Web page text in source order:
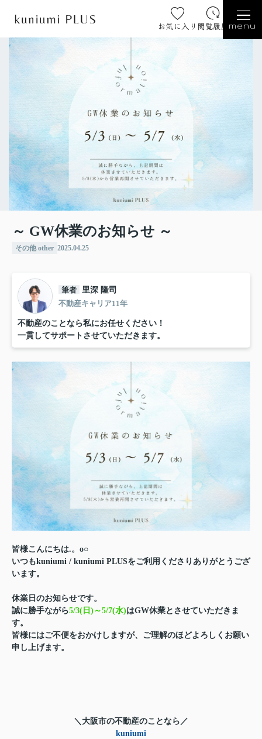
お気に入り 閲覧履歴 menu
～ GW休業のお知らせ ～
その他 other 2025.04.25
筆者
里深 隆司
不動産キャリア11年
不動産のことなら私にお任せください！
一貫してサポートさせていただきます。
皆様こんにちは.。o○
いつもkuniumi / kuniumi PLUSをご利用くださりありがとうござ
います。
休業日のお知らせです。
誠に勝手ながら5/3(日)～5/7(水)はGW休業とさせていただきま
す。
皆様にはご不便をおかけしますが、ご理解のほどよろしくお願い
申し上げます。
＼大阪市の不動産のことなら／
kuniumi